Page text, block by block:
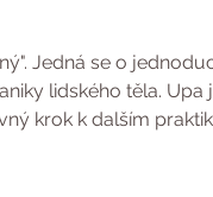
Jedná se o
lidského těla.
krok k dalším